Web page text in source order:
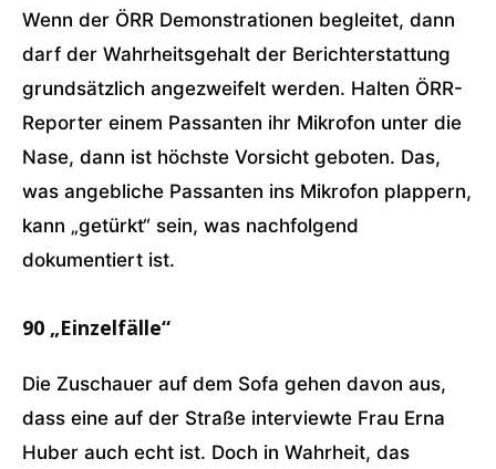
Wenn der ÖRR Demonstrationen begleitet, dann
darf der Wahrheitsgehalt der Berichterstattung
grundsätzlich angezweifelt werden. Halten ÖRR-
Reporter einem Passanten ihr Mikrofon unter die
Nase, dann ist höchste Vorsicht geboten. Das,
was angebliche Passanten ins Mikrofon plappern,
kann „getürkt“ sein, was nachfolgend
dokumentiert ist.
90 „Einzelfälle“
Die Zuschauer auf dem Sofa gehen davon aus,
dass eine auf der Straße interviewte Frau Erna
Huber auch echt ist. Doch in Wahrheit, das